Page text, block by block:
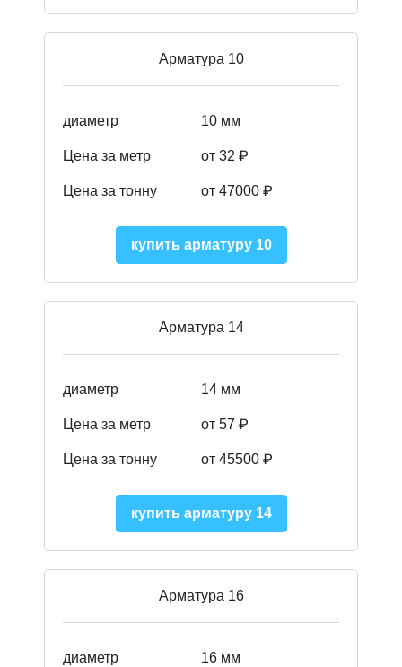
Арматура 10
диаметр 10 мм
Цена за метр от 32 ₽
Цена за тонну от 47000 ₽
купить арматуру 10
Арматура 14
диаметр 14 мм
Цена за метр от 57 ₽
Цена за тонну от 45500 ₽
купить арматуру 14
Арматура 16
диаметр 16 мм